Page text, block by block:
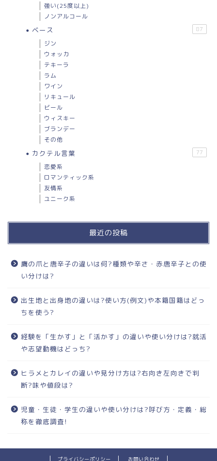
強い(25度以上)
ノンアルコール
ベース 87
ジン
ウォッカ
テキーラ
ラム
ワイン
リキュール
ビール
ウィスキー
ブランデー
その他
カクテル言葉 77
恋愛系
ロマンティック系
友情系
ユニーク系
最近の投稿
鷹の爪と唐辛子の違いは何?種類や辛さ・赤唐辛子との使
い分けは?
出生地と出身地の違いは?使い方(例文)や本籍国籍はどっ
ちを使う?
経験を「生かす」と「活かす」の違いや使い分けは?就活
や志望動機はどっち?
ヒラメとカレイの違いや見分け方は?右向き左向きで判
断?味や値段は?
児童・生徒・学生の違いや使い分けは?呼び方・定義・総
称を徹底調査!
プライバシーポリシー お問い合わせ